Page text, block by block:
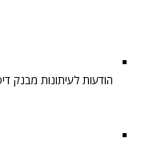
הודעות לעיתונות מבנק